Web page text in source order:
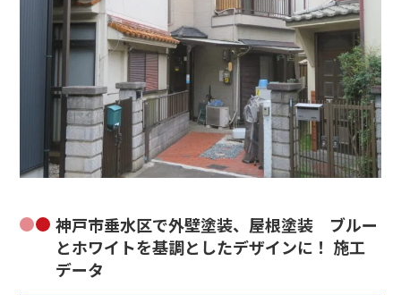
神戸市垂水区で外壁塗装、屋根塗装 ブルー
とホワイトを基調としたデザインに！ 施工
データ